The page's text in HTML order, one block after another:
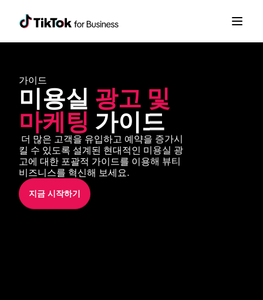
가이드
미용실 광고 및
마케팅 가이드
킬 수 있도록 설계된 현대적인 미용실 광
고에 대한 포괄적 가이드를 이용해 뷰티
비즈니스를 혁신해 보세요.
지금 시작하기